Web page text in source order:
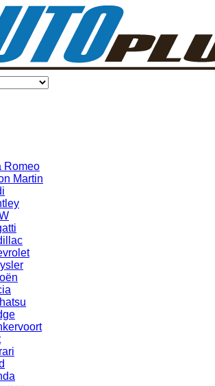
Romeo
Martin